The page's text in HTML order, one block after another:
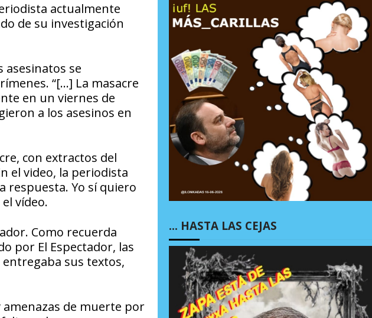
actualmente
de su investigación
asesinatos se
“[…] La masacre
en un viernes de
a los asesinos en
con extractos del
el video, la periodista
respuesta. Yo sí quiero
vídeo.
Como recuerda
por El Espectador, las
sus textos,
amenazas de muerte por
… HASTA LAS CEJAS